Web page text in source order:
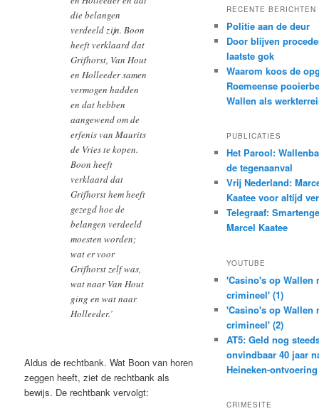
die belangen
verdeeld zijn. Boon
heeft verklaard dat
Grifhorst, Van Hout
en Holleeder samen
vermogen hadden
en dat hebben
aangewend om de
erfenis van Maurits
de Vries te kopen.
Boon heeft
verklaard dat
Grifhorst hem heeft
gezegd hoe de
belangen verdeeld
moesten worden;
wat er voor
Grifhorst zelf was,
wat naar Van Hout
ging en wat naar
Holleeder.’
Aldus de rechtbank. Wat Boon van horen
zeggen heeft, ziet de rechtbank als
bewijs. De rechtbank vervolgt:
RECENTE BERICHTEN
Politie aan de deur
Door blijven
laatste gok
Waarom koos de
Roemeense
Wallen als
PUBLICATIES
Het Parool:
de tegenaanval
Vrij Nederland:
Kaatee voor altijd
Telegraaf:
Marcel Kaatee
YOUTUBE
'Casino's op Wallen
crimineel' (1)
'Casino's op Wallen
crimineel' (2)
AT5: Geld nog
onvindbaar 40 jaar
Heineken-ontvoering
CRIMESITE